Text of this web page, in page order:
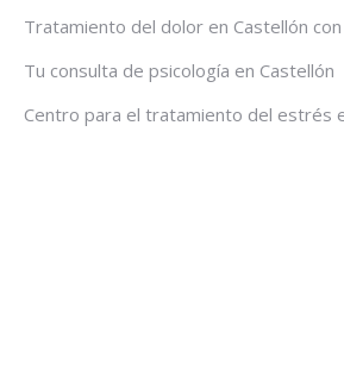
Tratamiento del dolor en Castellón
Tu consulta de psicología en Castellón
Centro para el tratamiento del estrés